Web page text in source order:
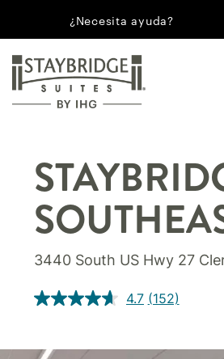
¿Necesita ayuda?
3440 South US Hwy 27
4.7 (152)